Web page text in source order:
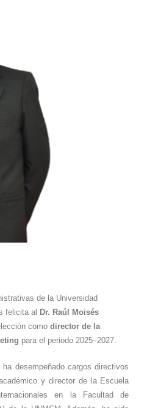
de la Universidad
felicita al Dr. Raúl Moisés
como director de la
para el periodo 2025–2027.
desempeñado cargos directivos
y director de la Escuela
en la Facultad de